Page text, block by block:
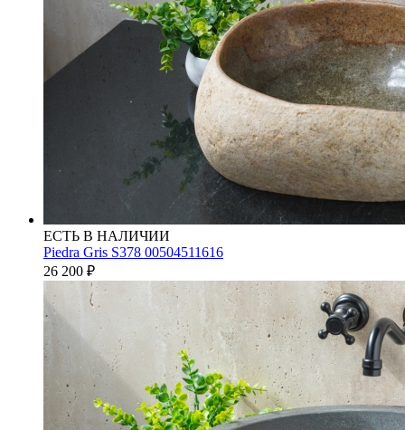
ЕСТЬ В НАЛИЧИИ
Piedra Gris S378 00504511616
26 200 ₽